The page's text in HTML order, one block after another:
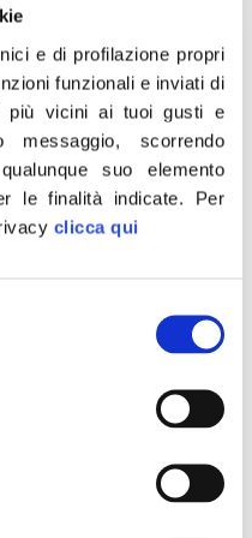
e di profilazione propri
funzionali e inviati di
più vicini ai tuoi gusti e
messaggio, scorrendo
suo elemento
le finalità indicate. Per
clicca qui
del Prete,
del partito di
dei Deputati, che
camorrista. “Fiero di
impudica, indegna,
possono esistere zone
(FdI):
Calenda,
l’eventuale scelta di
litorale viterbese” lo